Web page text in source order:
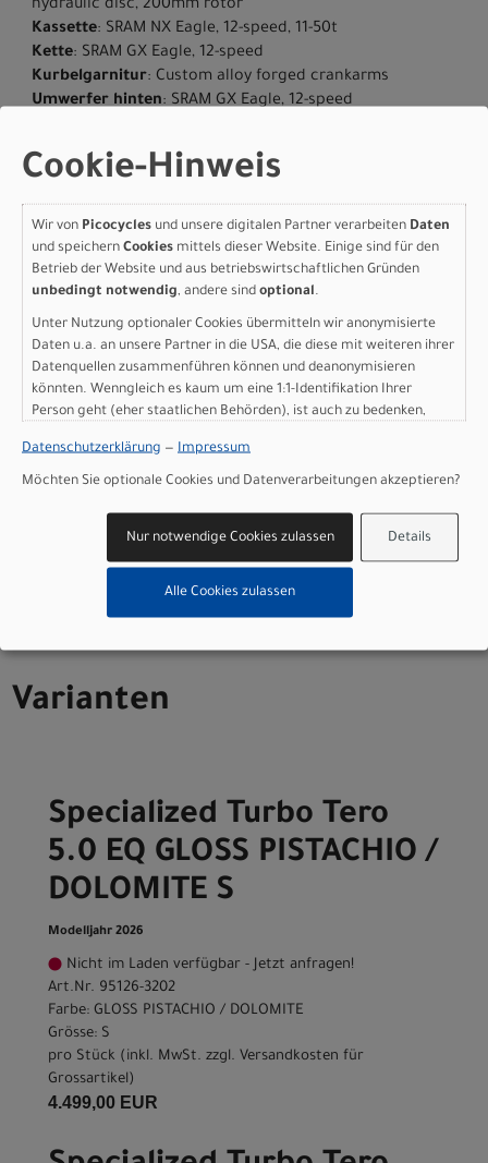
hydraulic disc, 200mm rotor
Kassette: SRAM NX Eagle, 12-speed, 11-50t
Kette: SRAM GX Eagle, 12-speed
Kurbelgarnitur: Custom alloy forged crankarms
Umwerfer hinten: SRAM GX Eagle, 12-speed
Vorderreifen
: Ground Control,2Bliss Ready, 29X2.35
Hinterreifen: Ground Control,2Bliss Ready, 29X2.35
Vorbau: Specialized Stealth Stem, alloy, 14 deg, 31.8mm,
integrated TCD mount
Lenker: Specialized Trail, 6061 alloy, 8-degree backsweep,
6-degree upsweep, 27mm rise, 31.8mm clamp, S 720mm,
M-XL 750mm
Lenkergriffe: ERGON, GA30-S Custom, 134.8mm Length
Sattel: Bridge Sport, Steel rails, 155mm
Sattelstütze: TranzX Dropper, 30.9mm, S: 100mm, M-XL:
120mm
Gewicht
: 25.2 kg (55 lb, 8.9 oz)
Marke Specialized:Specialized Germany GmbH
Varianten
Specialized Turbo Tero
5.0 EQ GLOSS PISTACHIO /
DOLOMITE S
Modelljahr 2026
Nicht im Laden verfügbar - Jetzt anfragen!
Art.Nr. 95126-3202
Farbe: GLOSS PISTACHIO / DOLOMITE
Grösse: S
pro Stück (inkl. MwSt. zzgl. Versandkosten für
Grossartikel)
4.499,00 EUR
Cookie-Hinweis
Wir von Picocycles und unsere digitalen Partner verarbeiten Daten
und speichern Cookies mittels dieser Website. Einige sind für den
Betrieb der Website und aus betriebswirtschaftlichen Gründen
unbedingt notwendig, andere sind optional.
Unter Nutzung optionaler Cookies übermitteln wir anonymisierte
Daten u.a. an unsere Partner in die USA, die diese mit weiteren ihrer
Datenquellen zusammenführen können und deanonymisieren
könnten. Wenngleich es kaum um eine 1:1-Identifikation Ihrer
Person geht (eher staatlichen Behörden), ist auch zu bedenken,
sind wie bei uns in der Europäischen Union.
Datenschutzerklärung — Impressum
Möchten Sie optionale Cookies und Datenverarbeitungen akzeptieren?
Details
Nur notwendige Cookies zulassen
Alle Cookies zulassen